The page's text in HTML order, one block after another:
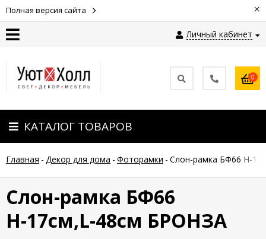
Полная версия сайта ×
Личный кабинет
Оплата
Доставка
Гарантия
возврат
Новости
0
КАТАЛОГ ТОВАРОВ
Главная - Декор для дома - Фоторамки - Слон-рамка БФ66 Н-
Слон-рамка БФ66
Н-17см,L-48см БРОНЗА